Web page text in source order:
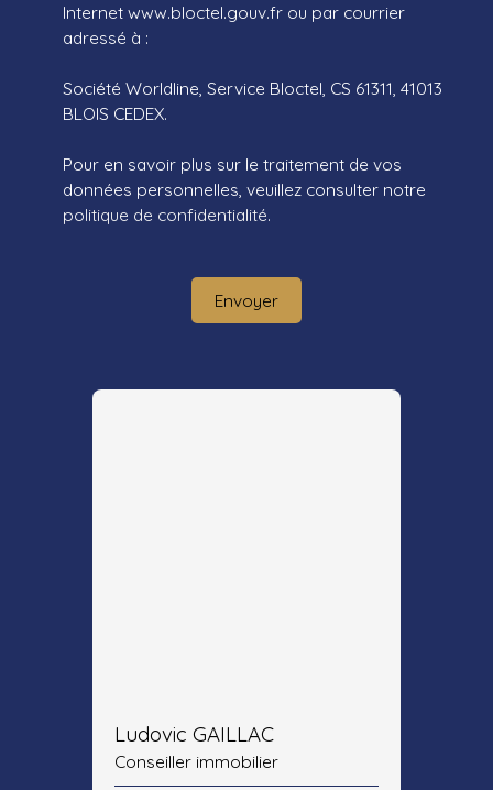
Internet www.bloctel.gouv.fr ou par courrier
adressé à :
Société Worldline, Service Bloctel, CS 61311, 41013
BLOIS CEDEX.
Pour en savoir plus sur le traitement de vos
données personnelles, veuillez consulter notre
politique de confidentialité.
Envoyer
Ludovic GAILLAC
Conseiller immobilier